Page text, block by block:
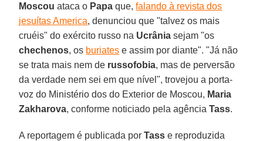
Moscou ataca o Papa que,falando à revista dos
jesuítas America, denunciou que "talvez os mais
cruéis" do exército russo na Ucrânia sejam "os
chechenos, os buriates e assim por diante". "Já não
se trata mais nem de russofobia, mas de perversão
da verdade nem sei em que nível", trovejou a porta-
voz do Ministério dos do Exterior de Moscou, Maria
Zakharova, conforme noticiado pela agênciaTass.
A reportagem é publicada porTass e reproduzida